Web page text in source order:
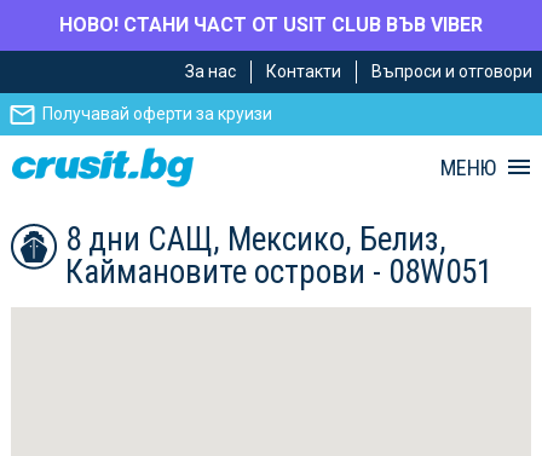
НОВО! СТАНИ ЧАСТ ОТ USIT CLUB ВЪВ VIBER
главното
съдържание
Навигацията
За нас Контакти Въпроси и отговори
Получавай оферти за круизи
МЕНЮ
8 дни САЩ, Мексико, Белиз,
Каймановите острови - 08W051